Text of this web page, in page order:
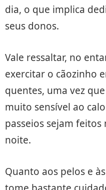
dia, o que implica
seus donos.
Vale ressaltar, no
exercitar o cãozinho
quentes, uma vez
muito sensível ao
passeios sejam
noite.
Quanto aos pelos e